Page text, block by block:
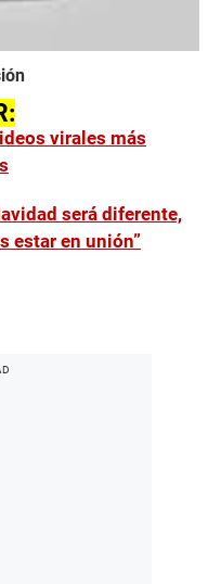
virales más
será diferente,
estar en unión”